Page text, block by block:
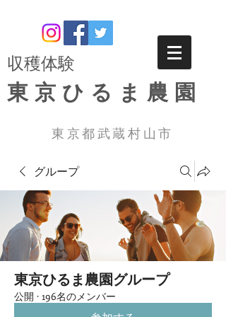
​収穫体験
東京ひるま農園
東京都武蔵村山市
グループ
東京ひるま農園グループ
公開 · 196名のメンバー